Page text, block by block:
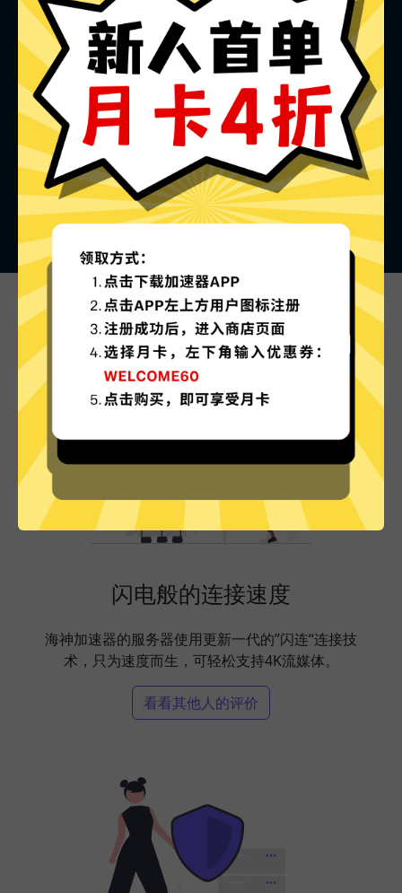
海神加速器的特色
闪电般的连接速度
海神加速器的服务器使用更新一代的”闪连“连接技
术，只为速度而生，可轻松支持4K流媒体。
看看其他人的评价